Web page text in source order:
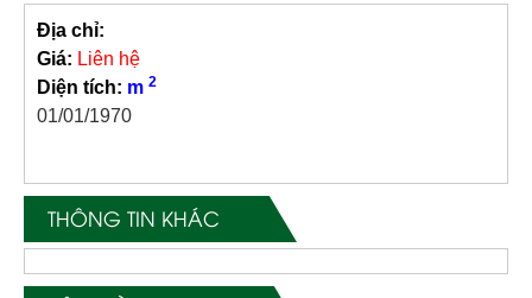
Địa chỉ:
Giá: Liên hệ
Diện tích: m 2
01/01/1970
THÔNG TIN KHÁC